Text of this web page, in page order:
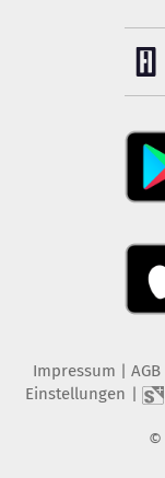
Impressum AGB
Einstellungen
©